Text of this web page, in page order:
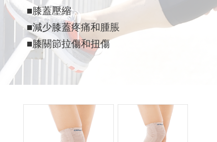
■膝蓋壓縮
■減少膝蓋疼痛和腫脹
■膝關節拉傷和扭傷